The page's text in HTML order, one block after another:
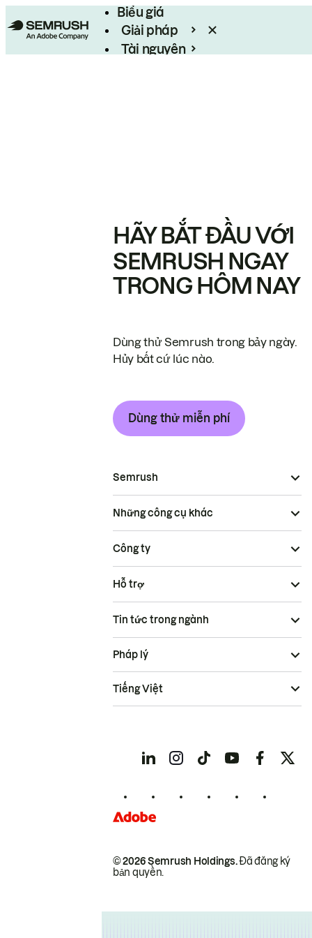
Biểu giá
Giải pháp
Tài nguyên
HÃY BẮT ĐẦU VỚI
SEMRUSH NGAY
TRONG HÔM NAY
Dùng thử Semrush trong bảy ngày.
Hủy bất cứ lúc nào.
Dùng thử miễn phí
Semrush
Những công cụ khác
Công ty
Hỗ trợ
Tin tức trong ngành
© 2026 Semrush Holdings.Đã đăng ký
bản quyền.
Pháp lý
Tiếng Việt